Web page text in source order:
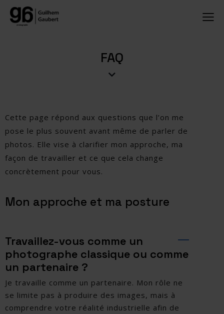
FAQ
Cette page répond aux questions que l’on me
pose le plus souvent avant même de parler de
photos. Elle vise à clarifier mon approche, ma
façon de travailler et ce que cela change
concrètement pour vous.
Mon approche et ma posture
Travaillez-vous comme un
photographe classique ou comme
un partenaire ?
Je travaille comme un partenaire. Mon rôle ne
se limite pas à produire des images, mais à
comprendre votre réalité industrielle afin de